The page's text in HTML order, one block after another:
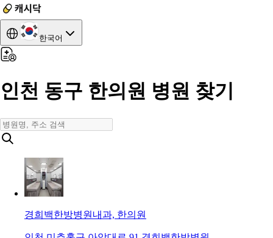
한국어
인천 동구 한의원 병원 찾기
경희백한방병원 내과, 한의원